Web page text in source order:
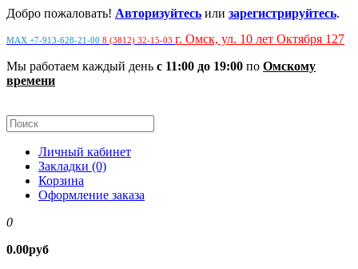
Добро пожаловать! Авторизуйтесь или зарегистрируйтесь.
MAX +7-913-628-21-00 8 (3812) 32-15-03 г. Омск, ул. 10 лет Октября 127
Мы работаем каждый день с 11:00 до 19:00 по Омскому
времени
Личный кабинет
Закладки (0)
Корзина
Оформление заказа
0
0.00руб